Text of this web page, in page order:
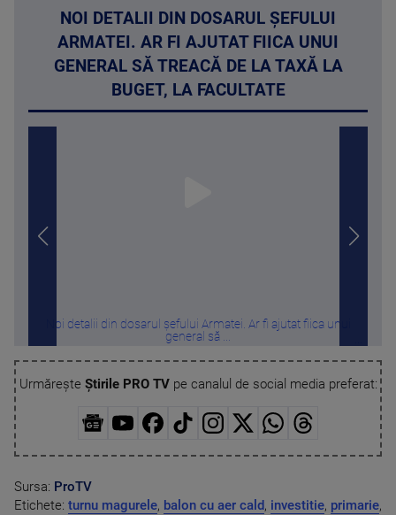
NOI DETALII DIN DOSARUL ȘEFULUI
ARMATEI. AR FI AJUTAT FIICA UNUI
GENERAL SĂ TREACĂ DE LA TAXĂ LA
BUGET, LA FACULTATE
Noi detalii din dosarul șefului Armatei. Ar fi ajutat fiica unui
general să ...
Urmărește Știrile PRO TVpe canalul de social media preferat:
Sursa: ProTV
Etichete: turnu magurele, balon cu aer cald, investitie, primarie,